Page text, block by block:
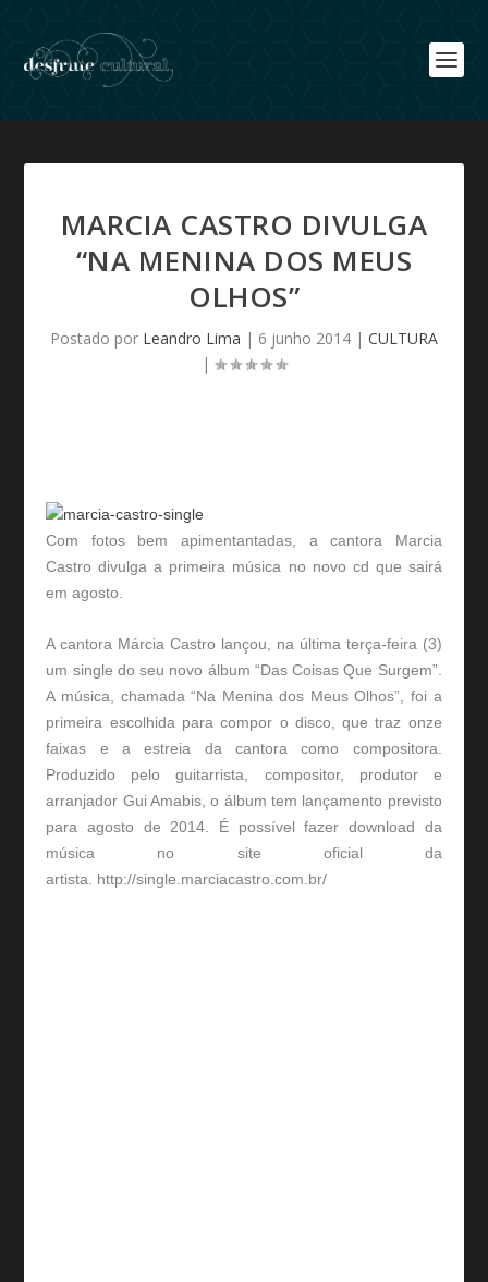
MARCIA CASTRO DIVULGA
“NA MENINA DOS MEUS
OLHOS”
Postado por Leandro Lima | 6 junho 2014 | CULTURA
|
Com fotos bem apimentantadas, a cantora Marcia
Castro divulga a primeira música no novo cd que sairá
em agosto.
A cantora Márcia Castro lançou, na última terça-feira (3)
um single do seu novo álbum “Das Coisas Que Surgem”.
A música, chamada “Na Menina dos Meus Olhos”, foi a
primeira escolhida para compor o disco, que traz onze
faixas e a estreia da cantora como compositora.
Produzido pelo guitarrista, compositor, produtor e
arranjador Gui Amabis, o álbum tem lançamento previsto
para agosto de 2014. É possível fazer download da
música no site oficial da
artista. http://single.marciacastro.com.br/